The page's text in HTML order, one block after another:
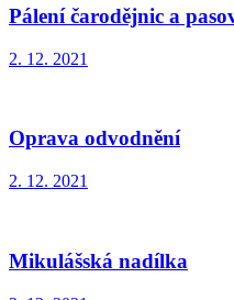
Pálení čarodějnic a
2. 12. 2021
Oprava odvodnění
2. 12. 2021
Mikulášská nadílka